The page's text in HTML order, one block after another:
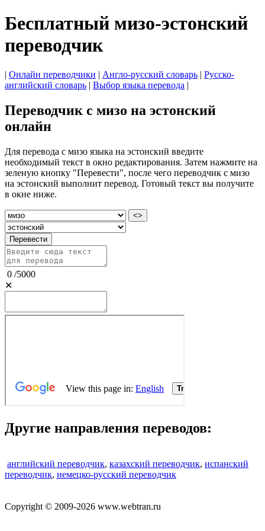
Бесплатный мизо-эстонский
переводчик
| Онлайн переводчики | Англо-русский словарь | Русско-
английский словарь | Выбор языка перевода |
Переводчик с мизо на эстонский
онлайн
Для перевода с мизо языка на эстонский введите
необходимый текст в окно редактирования. Затем нажмите на
зеленую кнопку "Перевести", после чего переводчик с мизо
на эстонский выполнит перевод. Готовый текст вы получите
в окне ниже.
<>
Перевести
0 /5000
✕
Другие направления переводов:
английский переводчик, казахский переводчик, испанский
переводчик, немецко-русский переводчик
Copyright © 2009-2026 www.webtran.ru